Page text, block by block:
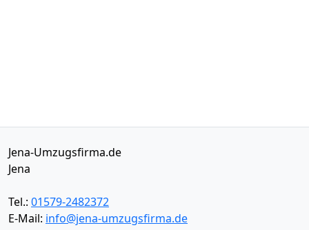
Jena-Umzugsfirma.de
Jena
Tel.: 01579-2482372
E-Mail: info@jena-umzugsfirma.de